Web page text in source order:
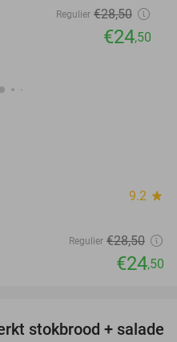
Regulier €28,50
€24,50
9.2 star
Regulier €28,50
€24,50
44%
stokbrood + salade